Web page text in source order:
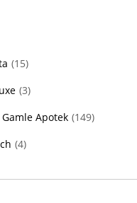
(15)
(3)
Gamle Apotek (149)
(4)